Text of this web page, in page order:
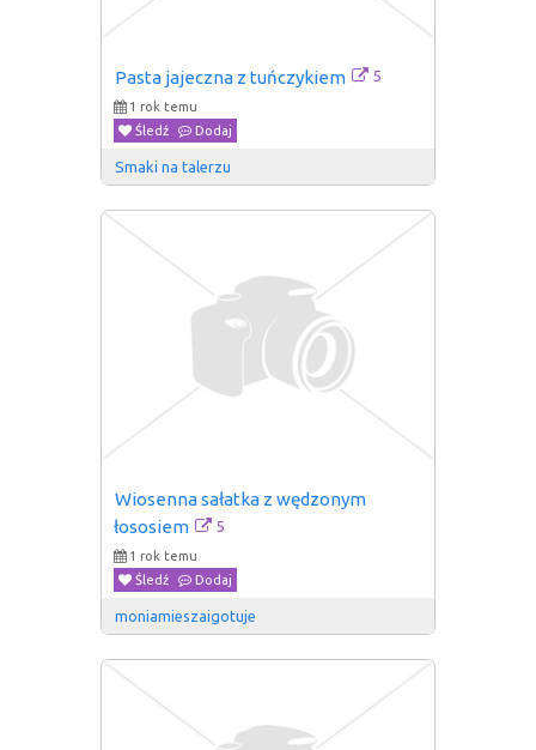
Pasta jajeczna z tuńczykiem 5
1 rok temu
Śledź
Dodaj
Smaki na talerzu
Wiosenna sałatka z wędzonym
łososiem
5
1 rok temu
Śledź
Dodaj
moniamieszaigotuje